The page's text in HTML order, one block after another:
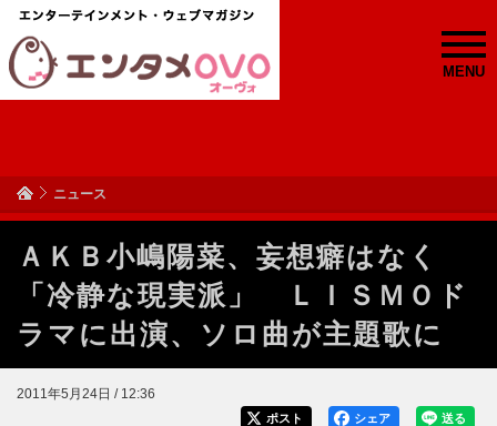
MENU
ニュース
ＡＫＢ小嶋陽菜、妄想癖はなく
「冷静な現実派」 ＬＩＳＭＯド
ラマに出演、ソロ曲が主題歌に
2011年5月24日 / 12:36
送る
シェア
ポスト